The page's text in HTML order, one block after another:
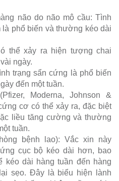
não do não mô cầu: Tình
phổ biến và thường kéo dài
thể xảy ra hiện tượng chai
ngày.
trạng sẩn cứng là phổ biến
đến một tuần.
Moderna, Johnson &
cơ có thể xảy ra, đặc biệt
liều tăng cường và thường
tuần.
bệnh lao): Vắc xin này
cục bộ kéo dài hơn, bao
kéo dài hàng tuần đến hàng
sẹo. Đây là biểu hiện lành